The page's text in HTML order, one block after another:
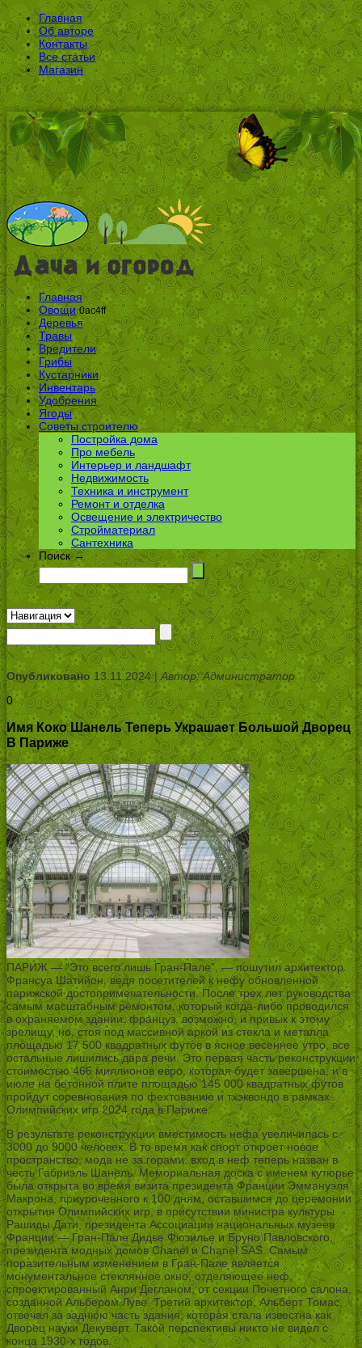
Главная
Об авторе
Контакты
Все статьи
Магазин
Главная
Овощи 0ac4ff
Деревья
Травы
Вредители
Грибы
Кустарники
Инвентарь
Удобрения
Ягоды
Советы строителю
Постройка дома
Про мебель
Интерьер и ландшафт
Недвижимость
Техника и инструмент
Ремонт и отделка
Освещение и электричество
Стройматериал
Сантехника
Поиск →
Опубликовано13.11.2024 | Автор: Администратор
0
Имя Коко Шанель Теперь Украшает Большой Дворец
В Париже
ПАРИЖ — “Это всего лишь Гран-Пале”, — пошутил архитектор
Франсуа Шатийон, ведя посетителей к нефу обновленной
парижской достопримечательности. После трех лет руководства
самым масштабным ремонтом, который когда-либо проводился
в охраняемом здании, француз, возможно, и привык к этому
зрелищу, но, стоя под массивной аркой из стекла и металла
площадью 17 500 квадратных футов в ясное весеннее утро, все
остальные лишились дара речи. Это первая часть реконструкции
стоимостью 466 миллионов евро, которая будет завершена, и в
июле на бетонной плите площадью 145 000 квадратных футов
пройдут соревнования по фехтованию и тхэквондо в рамках
Олимпийских игр 2024 года в Париже.
В результате реконструкции вместимость нефа увеличилась с
3000 до 9000 человек. В то время как спорт откроет новое
пространство, мода не за горами: вход в неф теперь назван в
честь Габриэль Шанель. Мемориальная доска с именем кутюрье
была открыта во время визита президента Франции Эммануэля
Макрона, приуроченного к 100 дням, оставшимся до церемонии
открытия Олимпийских игр, в присутствии министра культуры
Рашиды Дати, президента Ассоциации национальных музеев
Франции — Гран-Пале Дидье Фюзилье и Бруно Павловского,
президента модных домов Chanel и Chanel SAS. Самым
поразительным изменением в Гран-Пале является
монументальное стеклянное окно, отделяющее неф,
спроектированный Анри Дегланом, от секции Почетного салона,
созданной Альбером Луве. Третий архитектор, Альберт Томас,
отвечал за заднюю часть здания, которая стала известна как
Дворец науки Декуверт. Такой перспективы никто не видел с
конца 1930-х годов.